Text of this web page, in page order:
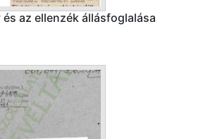
az ellenzék állásfoglalása